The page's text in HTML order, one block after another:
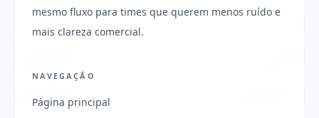
mesmo fluxo para times que querem menos ruído e
mais clareza comercial.
NAVEGAÇÃO
Página principal